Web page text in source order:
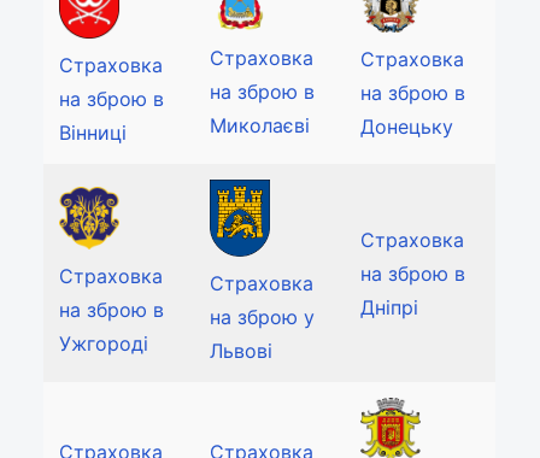
Страховка
на зброю в
Вінниці
Страховка
на зброю в
Миколаєві
Страховка
на зброю в
Донецьку
Страховка
на зброю в
Ужгороді
Страховка
на зброю у
Львові
Страховка
на зброю в
Дніпрі
Страховка
Страховка